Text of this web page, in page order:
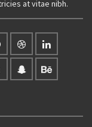
at vitae nibh.